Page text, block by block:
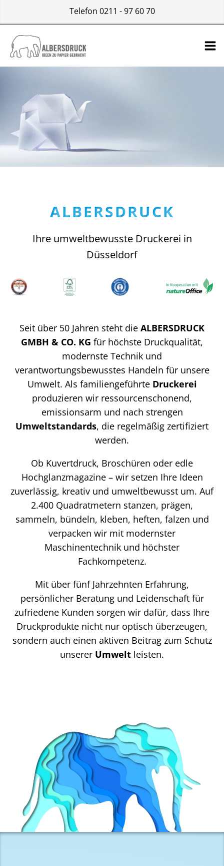
Telefon 0211 - 97 60 70
ALBERSDRUCK
Ihre umweltbewusste Druckerei in
Düsseldorf
Seit über 50 Jahren steht die ALBERSDRUCK
GMBH & CO. KG für höchste Druckqualität,
modernste Technik und
verantwortungsbewusstes Handeln für unsere
Umwelt. Als familiengeführte Druckerei
produzieren wir ressourcenschonend,
emissionsarm und nach strengen
Umweltstandards, die regelmäßig zertifiziert
werden.
Ob Kuvertdruck, Broschüren oder edle
Hochglanzmagazine – wir setzen Ihre Ideen
zuverlässig, kreativ und umweltbewusst um. Auf
2.400 Quadratmetern stanzen, prägen,
sammeln, bündeln, kleben, heften, falzen und
verpacken wir mit modernster
Maschinentechnik und höchster
Fachkompetenz.
Mit über fünf Jahrzehnten Erfahrung,
persönlicher Beratung und Leidenschaft für
zufriedene Kunden sorgen wir dafür, dass Ihre
Druckprodukte nicht nur optisch überzeugen,
sondern auch einen aktiven Beitrag zum Schutz
unserer Umwelt leisten.